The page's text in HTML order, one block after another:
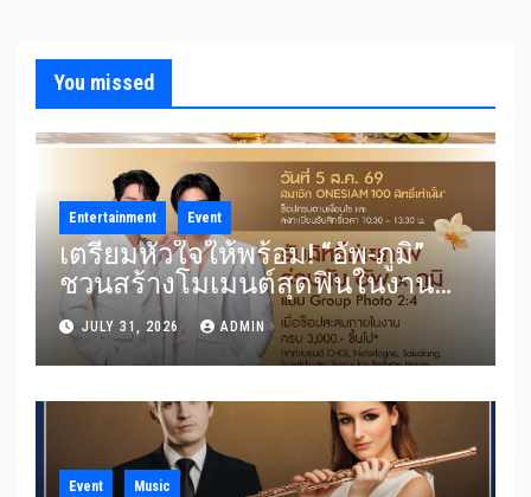
You missed
Entertainment Event
เตรียมหัวใจให้พร้อม! “อัพ-ภูมิ”
ชวนสร้างโมเมนต์สุดฟินในงาน
“THE SCENT OF SIAM” ลุ้น Group
Shot แบบใกล้ชิด 5 สิงหาคมนี้
JULY 31, 2026 ADMIN
Event Music